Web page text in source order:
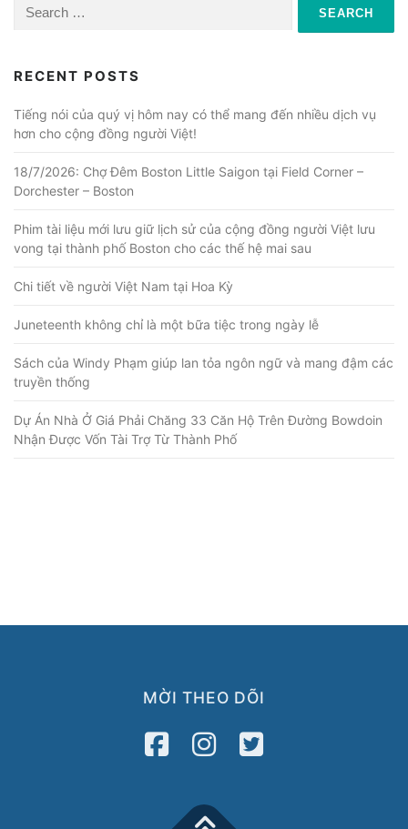
for:
RECENT POSTS
Tiếng nói của quý vị hôm nay có thể mang đến nhiều dịch vụ
hơn cho cộng đồng người Việt!
18/7/2026: Chợ Đêm Boston Little Saigon tại Field Corner –
Dorchester – Boston
Phim tài liệu mới lưu giữ lịch sử của cộng đồng người Việt lưu
vong tại thành phố Boston cho các thế hệ mai sau
Chi tiết về người Việt Nam tại Hoa Kỳ
Juneteenth không chỉ là một bữa tiệc trong ngày lễ
Sách của Windy Phạm giúp lan tỏa ngôn ngữ và mang đậm các
truyền thống
Dự Án Nhà Ở Giá Phải Chăng 33 Căn Hộ Trên Đường Bowdoin
Nhận Được Vốn Tài Trợ Từ Thành Phố
MỜI THEO DÕI